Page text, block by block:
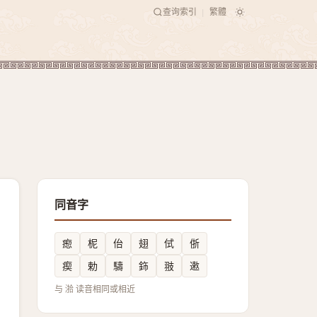
查询索引 繁體
同音字
瘛 柅 佁 翅 侙
㑜
瘈
勅 䮻 鉓 翄 遫
与 湁 读音相同或相近